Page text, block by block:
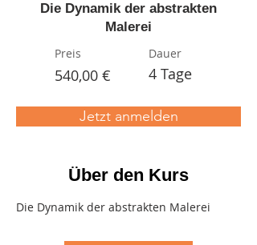
Über den Kurs
Die Dynamik der abstrakten Malerei
Die Dynamik der abstrakten
Malerei
Preis
540,00 €
Dauer
4 Tage
Jetzt anmelden